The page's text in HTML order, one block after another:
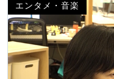
エンタメ・音楽